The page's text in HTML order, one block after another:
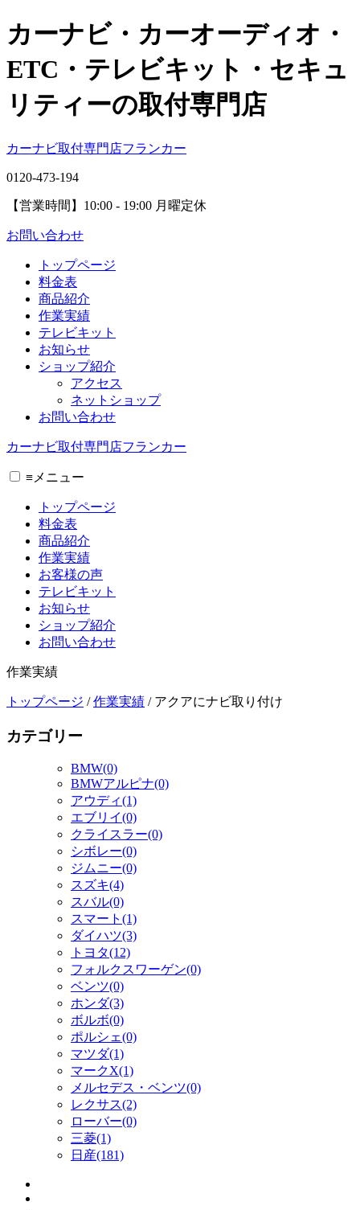
カーナビ・カーオーディオ・
ETC・テレビキット・セキュ
リティーの取付専門店
カーナビ取付専⾨店フランカー
0120-473-194
【営業時間】 10:00 - 19:00 月曜定休
お問い合わせ
トップページ
料金表
商品紹介
作業実績
テレビキット
お知らせ
ショップ紹介
アクセス
ネットショップ
お問い合わせ
カーナビ取付専⾨店フランカー
≡ メニュー
トップページ
料金表
商品紹介
作業実績
お客様の声
テレビキット
お知らせ
ショップ紹介
お問い合わせ
作業実績
トップページ /作業実績 / アクアにナビ取り付け
カテゴリー
BMW(0)
BMWアルピナ(0)
アウディ(1)
エブリイ(0)
クライスラー(0)
シボレー(0)
ジムニー(0)
スズキ(4)
スバル(0)
スマート(1)
ダイハツ(3)
トヨタ(12)
フォルクスワーゲン(0)
ベンツ(0)
ホンダ(3)
ボルボ(0)
ポルシェ(0)
マツダ(1)
マークX(1)
メルセデス・ベンツ(0)
レクサス(2)
ローバー(0)
三菱(1)
日産(181)